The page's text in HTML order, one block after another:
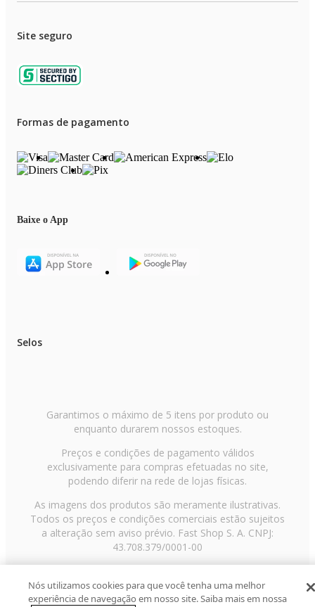
Site seguro
Formas de pagamento
Baixe o App
Selos
Garantimos o máximo de 5 itens por produto ou
enquanto durarem nossos estoques.
Preços e condições de pagamento válidos
exclusivamente para compras efetuadas no site,
podendo diferir na rede de lojas físicas.
As imagens dos produtos são meramente ilustrativas.
Todos os preços e condições comerciais estão sujeitos
a alteração sem aviso prévio. Fast Shop S. A. CNPJ:
43.708.379/0001-00
Paulo/SP, CEP 02029-001, Telefone: 11 3003-3728 ©
2013 Fast Shop - Todos os direitos reservadosRF
Nós utilizamos cookies para que você tenha uma melhor
experiência de navegação em nosso site. Saiba mais em nossa